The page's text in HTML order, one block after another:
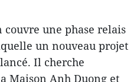
couvre une phase relais
un nouveau projet
Il cherche
Maison Anh Duong et